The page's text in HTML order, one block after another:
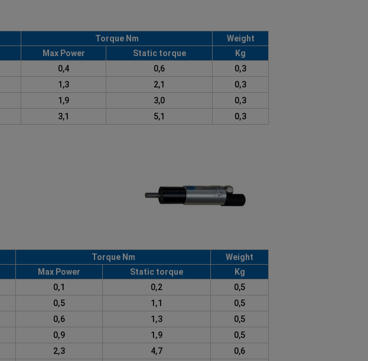
Torque Nm
Weight
Max Power Static torque
Kg
0,4 0,6
0,3
1,3 2,1
0,3
1,9 3,0
0,3
3,1 5,1 0,3
Torque Nm
Weight
Max Power Static torque
Kg
0,1 0,2
0,5
0,5 1,1
0,5
0,6 1,3
0,5
0,9 1,9
0,5
2,3 4,7
0,6